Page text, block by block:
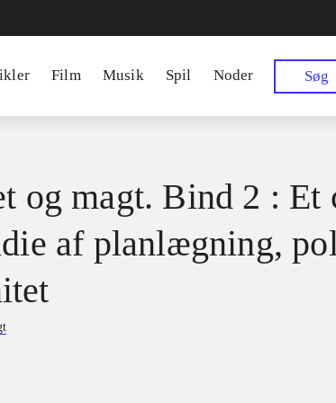
Film Musik Spil Noder Søg
og magt. Bind 2 : Et
af planlægning,